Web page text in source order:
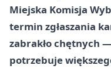
Miejska Komisja
termin zgłaszania
zabrakło chętnych
potrzebuje